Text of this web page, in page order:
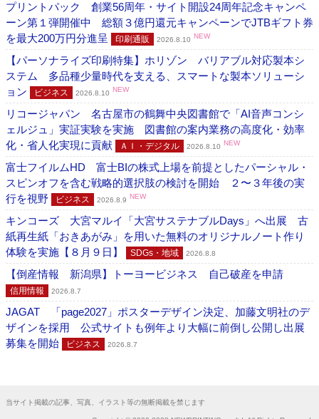
プリントパック 創業56周年・サイト開設24周年記念キャンペ
ーン第１弾開催中 総額３億円還元キャンペーンでJTBギフト券
を最大200万円分進呈
印刷通販 2026.8.10 NEW
【パーソナライズ印刷特集】ホリゾン バリアブル対応製本シ
ステム 多品種少量時代を支える、スマートな製本ソリューシ
ョン
ビジネス 2026.8.10 NEW
リコージャパン 名古屋市の鶴舞中央図書館で「AI音声コンシ
ェルジュ」実証実験を実施 図書館の案内業務の高度化・効率
化・省人化実現に貢献
ＡＩ・デジタル 2026.8.10 NEW
富士フイルムHD 富士BIの株式上場を前提としたパーシャル・
スピンオフを含む戦略的選択肢の検討を開始 ２〜３年後の実
行を視野
ビジネス 2026.8.9 NEW
キンコーズ 大宮マルイ「大宮サステナブルDays」へ出展 古
紙再生紙「おきあがみ」を用いた無料のオリジナルノート作り
体験を実施【８月９日】
SDGs・地域 2026.8.8
【倒産情報 新潟県】トーヨービジネス 自己破産を申請
信用情報 2026.8.7
JAGAT 「page2027」ポスターデザイン決定、加藤文明社のデ
ザインを採用 公式サイトも例年より大幅に前倒し公開し出展
募集を開始
ビジネス 2026.8.7
当サイト掲載の記事、写真、イラスト等の無断掲載を禁じます